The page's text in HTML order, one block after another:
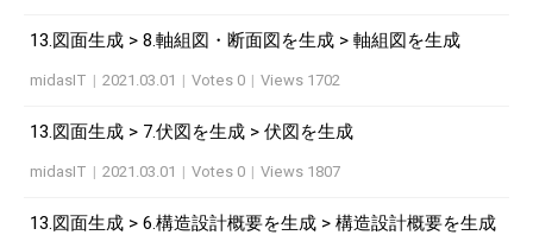
13.図面生成 > 8.軸組図・断面図を生成 > 軸組図を生成
midasIT | 2021.03.01 | Votes 0 | Views 1702
13.図面生成 > 7.伏図を生成 > 伏図を生成
midasIT | 2021.03.01 | Votes 0 | Views 1807
13.図面生成 > 6.構造設計概要を生成 > 構造設計概要を生成